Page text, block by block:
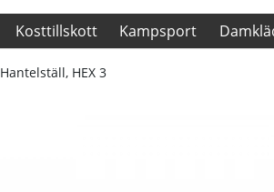
Kosttillskott Kampsport
Hantelställ, HEX 3